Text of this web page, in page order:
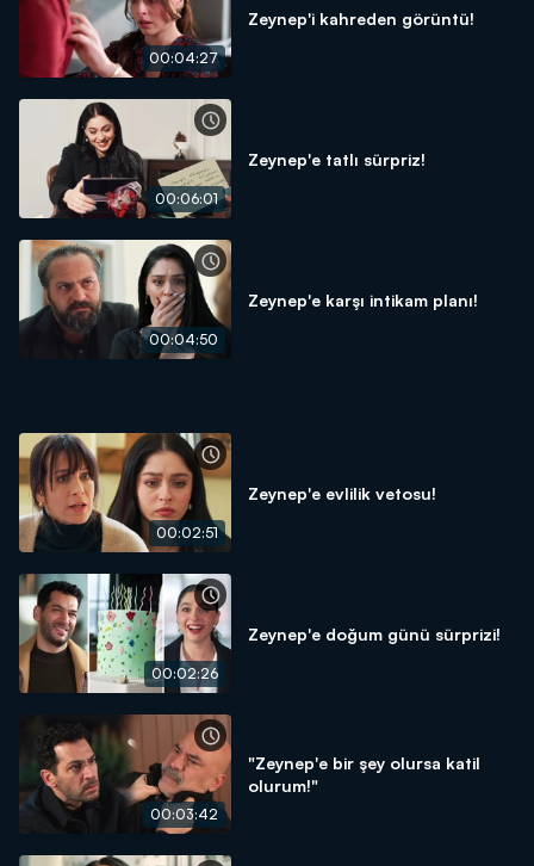
00:04:27
Zeynep'i kahreden görüntü!
00:06:01
Zeynep'e tatlı sürpriz!
00:04:50
Zeynep'e karşı intikam planı!
00:02:51
Zeynep'e evlilik vetosu!
00:02:26
Zeynep'e doğum günü sürprizi!
00:03:42
"Zeynep'e bir şey olursa katil
olurum!"